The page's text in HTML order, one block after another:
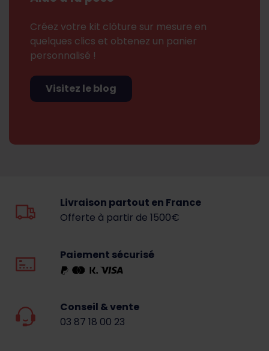
Créez votre kit clôture sur mesure en
quelques clics et obtenez un panier
personnalisé !
Visitez le blog
Livraison partout en France
Offerte à partir de 1500€
Paiement sécurisé
Conseil & vente
03 87 18 00 23